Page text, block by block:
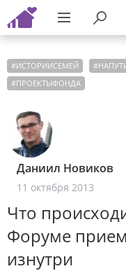
#ИСТОРИИСЕМЕЙ #
#ПРОЕКТЫФОНДА
Даниил Новиков
11 октября 2013
Что
Форуме
изнутри